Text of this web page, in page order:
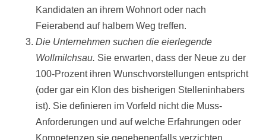
Kandidaten an ihrem Wohnort oder nach
Feierabend auf halbem Weg treffen.
Die Unternehmen suchen die eierlegende
Wollmilchsau. Sie erwarten, dass der Neue zu der
100-Prozent ihren Wunschvorstellungen entspricht
(oder gar ein Klon des bisherigen Stelleninhabers
ist). Sie definieren im Vorfeld nicht die Muss-
Anforderungen und auf welche Erfahrungen oder